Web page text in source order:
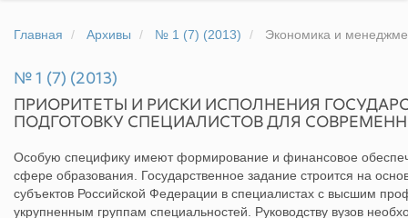
Главная Архивы № 1 (7) (2013) Экономика и
№ 1 (7) (2013)
ПРИОРИТЕТЫ И РИСКИ ИСПОЛНЕНИЯ
ПОДГОТОВКУ СПЕЦИАЛИСТОВ ДЛЯ
Особую специфику имеют формирование и финансовое
сфере образования. Государственное задание строится на
субъектов Российской Федерации в специалистах с высшим
укрупненным группам специальностей. Руководству вузов